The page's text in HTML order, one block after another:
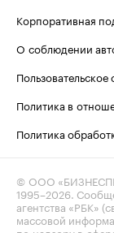
Корпоративная
О соблюдении
Политика в
Политика
© ООО
1995–2026 .
агентства «РБК»
массовой